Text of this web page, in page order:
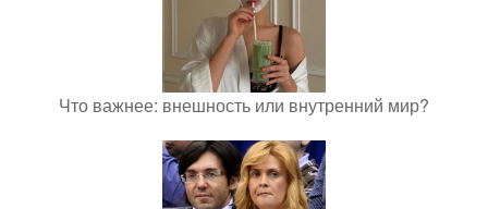
Что важнее: внешность или внутренний мир?